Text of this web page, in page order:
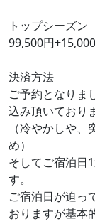
トップシーズ
99,500円
決済方法
ご予約となりま
込み頂いており
（冷やかしや
め）
そしてご宿泊日
す。
ご宿泊日が迫っ
おりますが基本